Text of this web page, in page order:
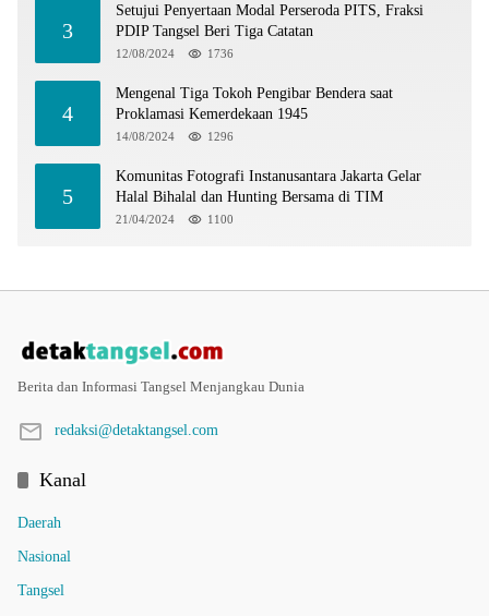
3
Setujui Penyertaan Modal Perseroda PITS, Fraksi
PDIP Tangsel Beri Tiga Catatan
12/08/2024 1736
4
Mengenal Tiga Tokoh Pengibar Bendera saat
Proklamasi Kemerdekaan 1945
14/08/2024 1296
5
Komunitas Fotografi Instanusantara Jakarta Gelar
Halal Bihalal dan Hunting Bersama di TIM
21/04/2024 1100
Berita dan Informasi Tangsel Menjangkau Dunia
redaksi@detaktangsel.com
Kanal
Daerah
Nasional
Tangsel